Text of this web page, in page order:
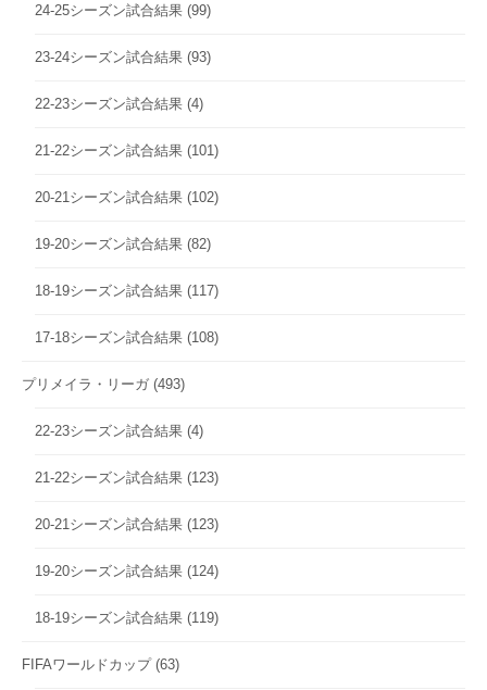
24-25シーズン試合結果 (99)
23-24シーズン試合結果 (93)
22-23シーズン試合結果 (4)
21-22シーズン試合結果 (101)
20-21シーズン試合結果 (102)
19-20シーズン試合結果 (82)
18-19シーズン試合結果 (117)
17-18シーズン試合結果 (108)
プリメイラ・リーガ (493)
22-23シーズン試合結果 (4)
21-22シーズン試合結果 (123)
20-21シーズン試合結果 (123)
19-20シーズン試合結果 (124)
18-19シーズン試合結果 (119)
FIFAワールドカップ(63)